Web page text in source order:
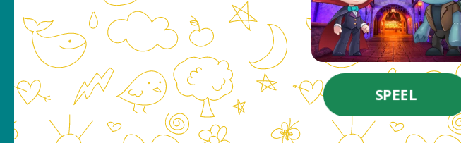
SPEEL